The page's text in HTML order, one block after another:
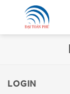
content
LOGIN